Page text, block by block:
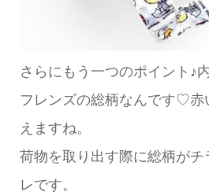
さらにもう一つのポイント♪
フレンズの総柄なんです♡赤
えますね。
荷物を取り出す際に総柄が
レです。